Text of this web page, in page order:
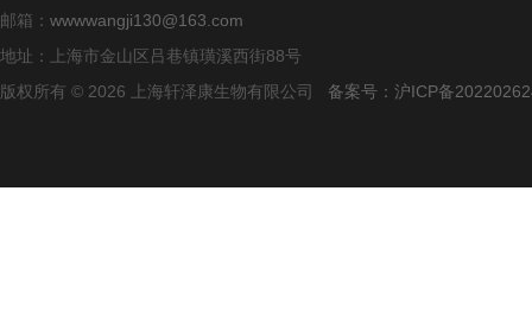
邮箱： wwwwangji130@163.com
地址：上海市金山区吕巷镇璜溪西街88号
版权所有 © 2026 上海轩泽康生物有限公司 备案号：沪ICP备